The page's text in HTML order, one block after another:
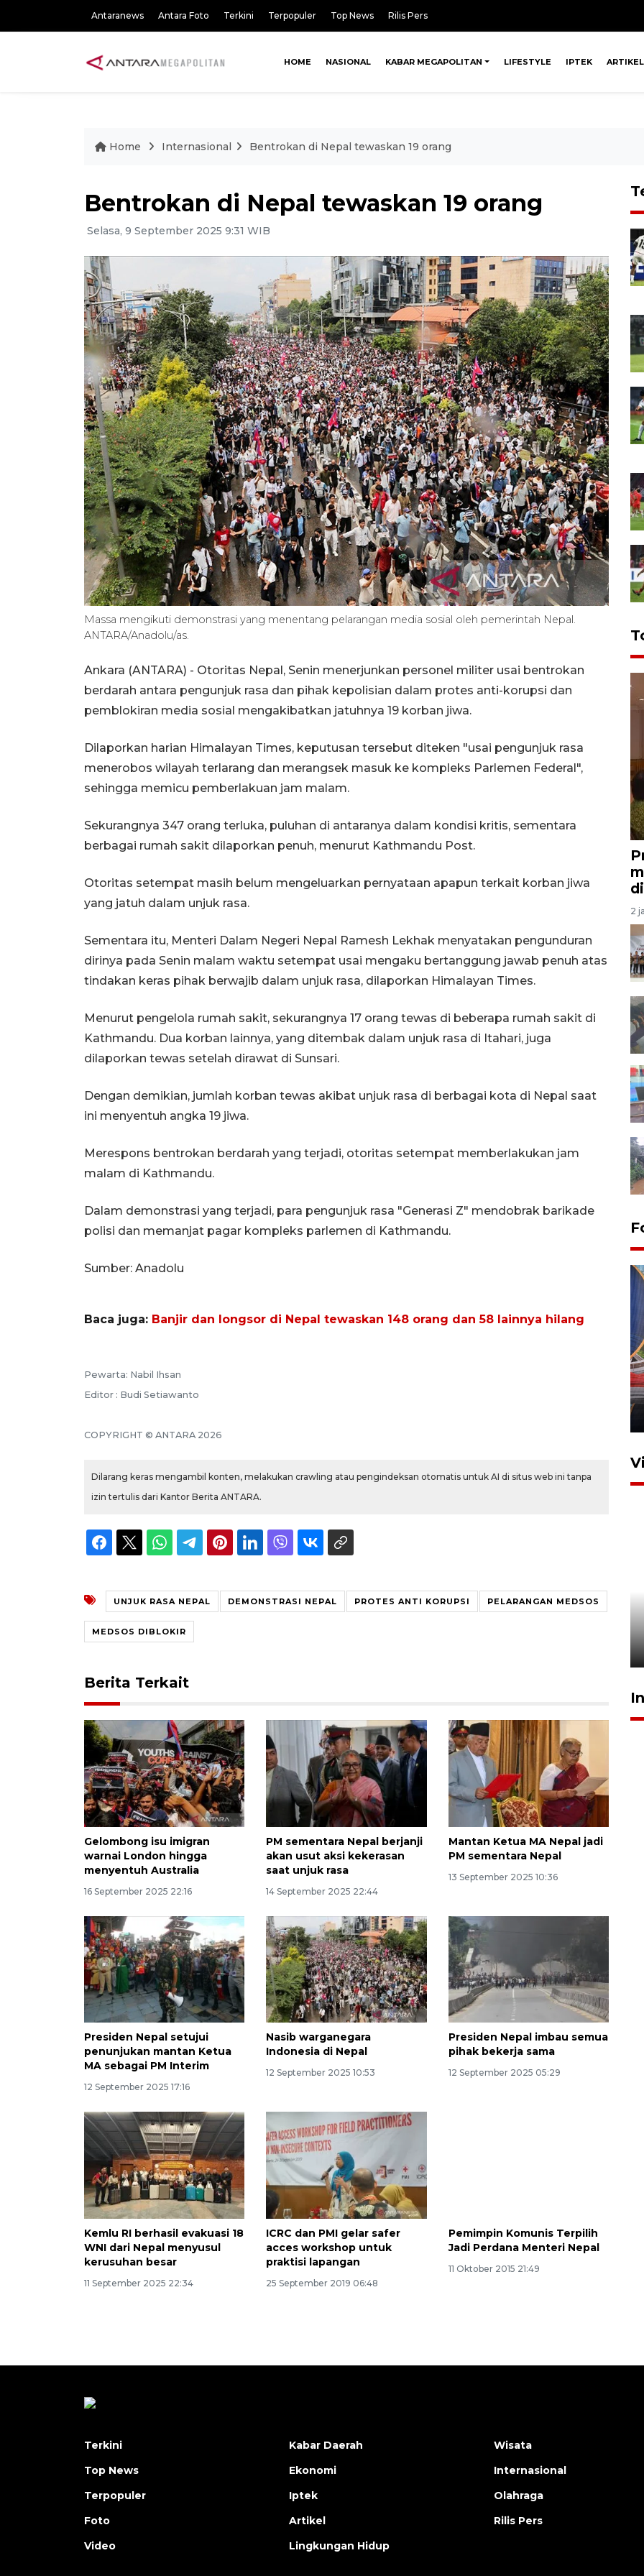
Antaranews Antara Foto Terkini Terpopuler Top News Rilis Pers
HOME NASIONAL KABAR MEGAPOLITAN LIFESTYLE IPTEK ARTIKEL
Home Internasional Bentrokan di Nepal tewaskan 19 orang
Bentrokan di Nepal tewaskan 19 orang
Selasa, 9 September 2025 9:31 WIB
Massa mengikuti demonstrasi yang menentang pelarangan media sosial oleh pemerintah Nepal.
ANTARA/Anadolu/as.
Ankara (ANTARA) - Otoritas Nepal, Senin menerjunkan personel militer usai bentrokan
berdarah antara pengunjuk rasa dan pihak kepolisian dalam protes anti-korupsi dan
pemblokiran media sosial mengakibatkan jatuhnya 19 korban jiwa.
Dilaporkan harian Himalayan Times, keputusan tersebut diteken "usai pengunjuk rasa
menerobos wilayah terlarang dan merangsek masuk ke kompleks Parlemen Federal",
sehingga memicu pemberlakuan jam malam.
Sekurangnya 347 orang terluka, puluhan di antaranya dalam kondisi kritis, sementara
berbagai rumah sakit dilaporkan penuh, menurut Kathmandu Post.
Otoritas setempat masih belum mengeluarkan pernyataan apapun terkait korban jiwa
yang jatuh dalam unjuk rasa.
Sementara itu, Menteri Dalam Negeri Nepal Ramesh Lekhak menyatakan pengunduran
dirinya pada Senin malam waktu setempat usai mengaku bertanggung jawab penuh atas
tindakan keras pihak berwajib dalam unjuk rasa, dilaporkan Himalayan Times.
Menurut pengelola rumah sakit, sekurangnya 17 orang tewas di beberapa rumah sakit di
Kathmandu. Dua korban lainnya, yang ditembak dalam unjuk rasa di Itahari, juga
dilaporkan tewas setelah dirawat di Sunsari.
Dengan demikian, jumlah korban tewas akibat unjuk rasa di berbagai kota di Nepal saat
ini menyentuh angka 19 jiwa.
Merespons bentrokan berdarah yang terjadi, otoritas setempat memberlakukan jam
malam di Kathmandu.
Dalam demonstrasi yang terjadi, para pengunjuk rasa "Generasi Z" mendobrak barikade
polisi dan memanjat pagar kompleks parlemen di Kathmandu.
Sumber: Anadolu
Baca juga: Banjir dan longsor di Nepal tewaskan 148 orang dan 58 lainnya hilang
Pewarta: Nabil Ihsan
Editor : Budi Setiawanto
COPYRIGHT © ANTARA 2026
Dilarang keras mengambil konten, melakukan crawling atau pengindeksan otomatis untuk AI di situs web ini tanpa
izin tertulis dari Kantor Berita ANTARA.
UNJUK RASA NEPAL DEMONSTRASI NEPAL PROTES ANTI KORUPSI PELARANGAN MEDSOS
MEDSOS DIBLOKIR
Berita Terkait
Gelombong isu imigran
warnai London hingga
menyentuh Australia
16 September 2025 22:16
PM sementara Nepal berjanji
akan usut aksi kekerasan
saat unjuk rasa
14 September 2025 22:44
Mantan Ketua MA Nepal jadi
PM sementara Nepal
13 September 2025 10:36
Presiden Nepal setujui
penunjukan mantan Ketua
MA sebagai PM Interim
12 September 2025 17:16
Nasib warganegara
Indonesia di Nepal
12 September 2025 10:53
Presiden Nepal imbau semua
pihak bekerja sama
12 September 2025 05:29
Kemlu RI berhasil evakuasi 18
WNI dari Nepal menyusul
kerusuhan besar
11 September 2025 22:34
ICRC dan PMI gelar safer
acces workshop untuk
praktisi lapangan
25 September 2019 06:48
Pemimpin Komunis Terpilih
Jadi Perdana Menteri Nepal
11 Oktober 2015 21:49
2
Pelanggan Filaha Farm setia
2026-08-08 15:00:00
Terkini
Top News
Terpopuler
Foto
Video
Kabar Daerah
Ekonomi
Iptek
Artikel
Lingkungan Hidup
Wisata
Internasional
Olahraga
Rilis Pers